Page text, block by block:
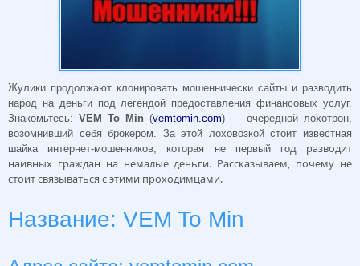
Жулики продолжают клонировать мошеннически сайты и разводить
народ на деньги под легендой предоставления финансовых услуг.
Знакомьтесь: VEM To Min (vemtomin.com) — очередной лохотрон,
возомнивший себя брокером. За этой лоховозкой стоит известная
шайка интернет-мошенников, которая не первый год разводит
наивных граждан на немалые деньги. Рассказываем, почему не
стоит связываться с этими проходимцами.
Название: VEM To Min